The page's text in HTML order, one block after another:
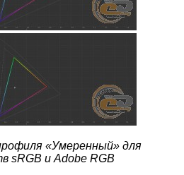
«Умеренный» для
sRGB и Adobe RGB